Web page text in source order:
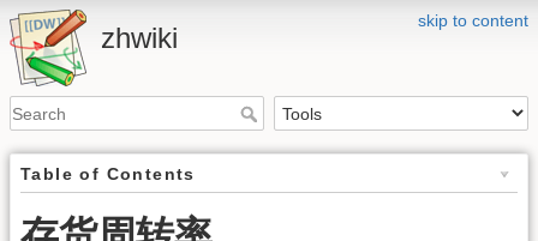
skip to content
zhwiki
Table of Contents